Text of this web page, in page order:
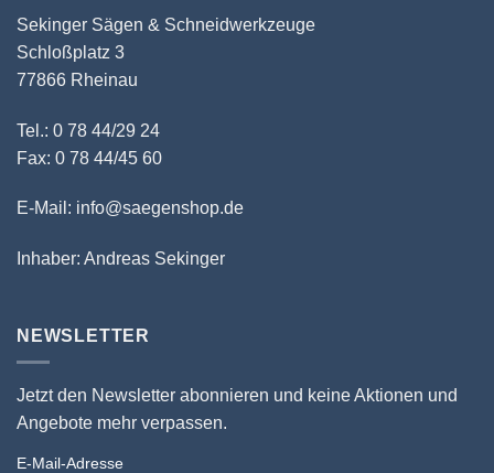
Sekinger Sägen & Schneidwerkzeuge
Schloßplatz 3
77866 Rheinau
Tel.: 0 78 44/29 24
Fax: 0 78 44/45 60
E-Mail: info@saegenshop.de
Inhaber: Andreas Sekinger
NEWSLETTER
Jetzt den Newsletter abonnieren und keine Aktionen und
Angebote mehr verpassen.
E-Mail-Adresse